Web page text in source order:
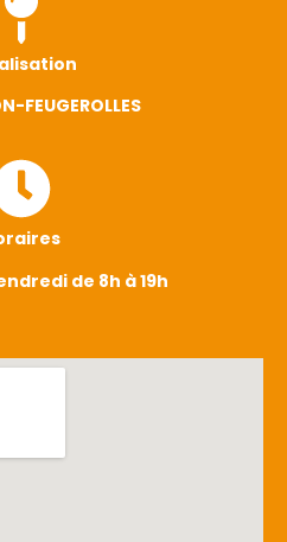
FEUGEROLLES
de 8h à 19h